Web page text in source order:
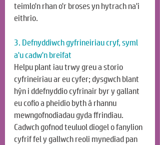
teimlo'n rhan o'r broses yn hytrach na'i
eithrio.
3. Defnyddiwch gyfrineiriau cryf, syml
a'u cadw'n breifat
Helpu plant iau trwy greu a storio
cyfrineiriau ar eu cyfer; dysgwch blant
hŷn i ddefnyddio cyfrinair byr y gallant
eu cofio a pheidio byth â rhannu
mewngofnodiadau gyda ffrindiau.
Cadwch gofnod teuluol diogel o fanylion
cyfrif fel y gallwch reoli mynediad pan